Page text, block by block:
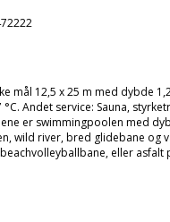
mål 12,5 x 25 m med dybde
Andet service: Sauna,
er swimmingpoolen med
wild river, bred glidebane og
eller